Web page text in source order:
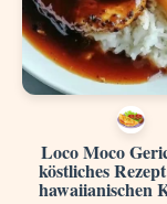
Loco Moco
köstliches
hawaiianischen